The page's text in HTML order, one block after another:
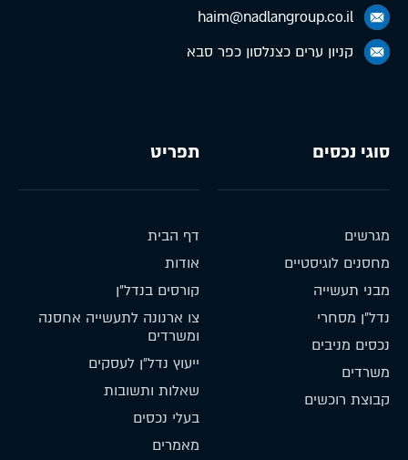
תפריט
דף הבית
אודות
קורסים בנדל״ן
צו ארנונה לתעשייה אחסנה
ומשרדים
ייעוץ נדל״ן לעסקים
שאלות ותשובות
בעלי נכסים
מאמרים
סוגי נכסים
מגרשים
מחסנים לוגיסטיים
מבני תעשייה
נדל״ן מסחרי
נכסים מניבים
משרדים
קבוצת רוכשים
haim@nadlangroup.co.il
קניון ערים כצנלסון כפר סבא